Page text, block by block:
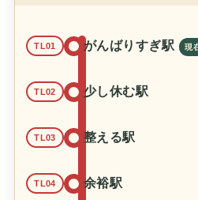
TL01 がんばりすぎ駅
TL02 少し休む駅
TL03 整える駅
TL04 余裕駅